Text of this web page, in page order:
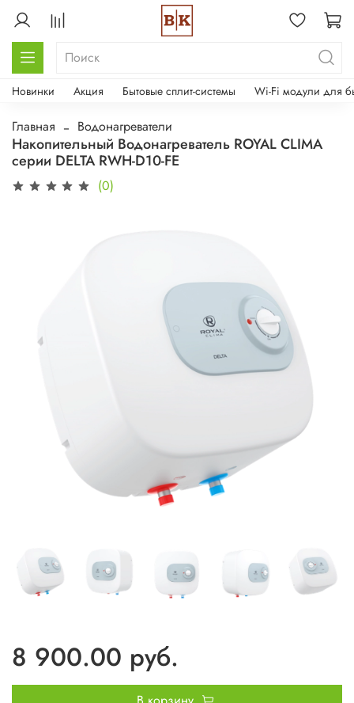
Новинки Акция Бытовые сплит-системы Wi-Fi модули для
Главная Водонагреватели
Накопительный Водонагреватель ROYAL CLIMA
серии DELTA RWH-D10-FE
(0)
8 900.00 руб.